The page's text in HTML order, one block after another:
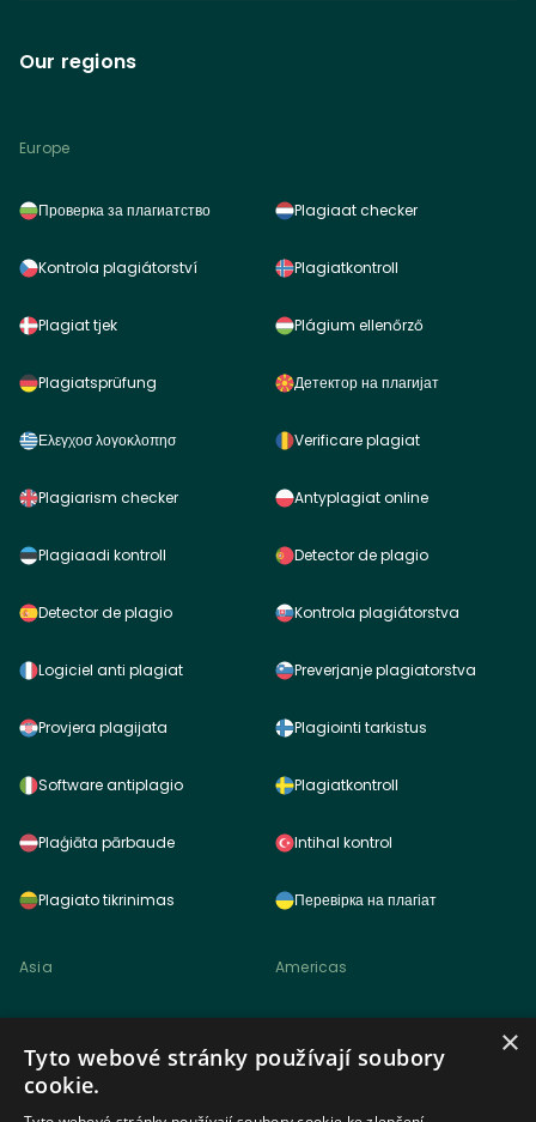
Our regions
Europe
Проверка за плагиатство
Kontrola plagiátorství
Plagiat tjek
Plagiatsprüfung
Ελεγχοσ λογοκλοπησ
Plagiarism checker
Plagiaadi kontroll
Detector de plagio
Logiciel anti plagiat
Provjera plagijata
Software antiplagio
Plaģiāta pārbaude
Plagiato tikrinimas
Plagiaat checker
Plagiatkontroll
Plágium ellenőrző
Детектор на плагијат
Verificare plagiat
Antyplagiat online
Detector de plagio
Kontrola plagiátorstva
Preverjanje plagiatorstva
Plagiointi tarkistus
Plagiatkontroll
Intihal kontrol
Перевірка на плагіат
Asia
Pemeriksa plagiarisme
Americas
×
Tyto webové stránky používají soubory
cookie.